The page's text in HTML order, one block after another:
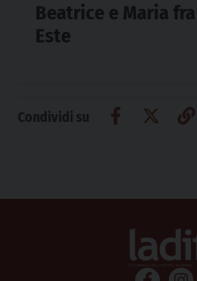
Beatrice e Maria
Este
Condividi su